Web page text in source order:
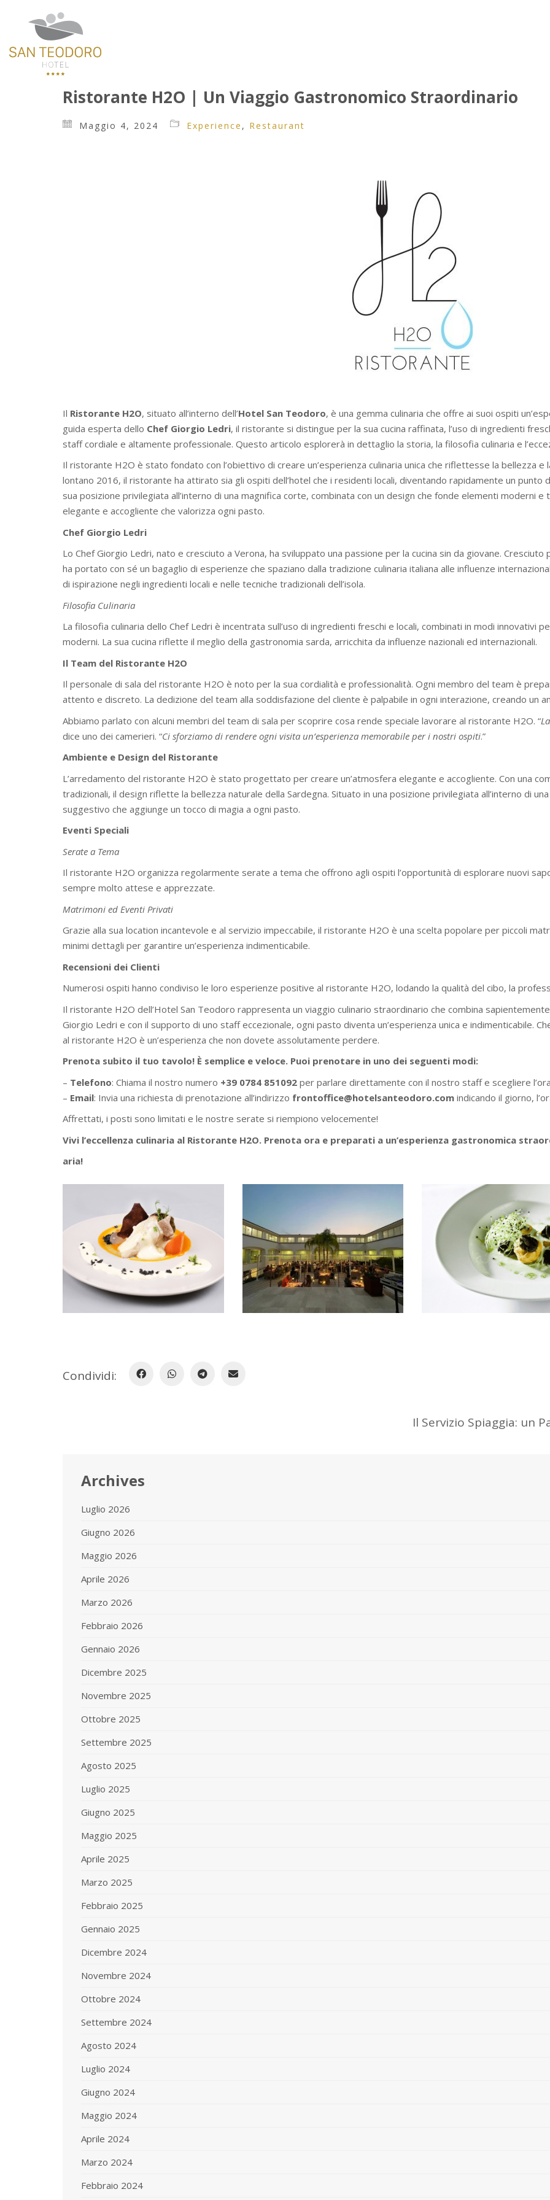
Ristorante H2O | Un Viaggio Gastronomico Straordinario
Maggio 4, 2024 Experience , Restaurant
Il Ristorante H2O, situato all’interno dell’Hotel San Teodoro, è una gemma culinaria che offre ai suoi ospiti
guida esperta dello Chef Giorgio Ledri, il ristorante si distingue per la sua cucina raffinata, l’uso di ingredienti
staff cordiale e altamente professionale. Questo articolo esplorerà in dettaglio la storia, la filosofia culinaria e
Il ristorante H2O è stato fondato con l’obiettivo di creare un’esperienza culinaria unica che riflettesse la bellezza e
lontano 2016, il ristorante ha attirato sia gli ospiti dell’hotel che i residenti locali, diventando rapidamente un punto
sua posizione privilegiata all’interno di una magnifica corte, combinata con un design che fonde elementi moderni
elegante e accogliente che valorizza ogni pasto.
Chef Giorgio Ledri
Lo Chef Giorgio Ledri, nato e cresciuto a Verona, ha sviluppato una passione per la cucina sin da giovane.
ha portato con sé un bagaglio di esperienze che spaziano dalla tradizione culinaria italiana alle influenze
di ispirazione negli ingredienti locali e nelle tecniche tradizionali dell’isola.
Filosofia Culinaria
La filosofia culinaria dello Chef Ledri è incentrata sull’uso di ingredienti freschi e locali, combinati in modi innovativi
moderni. La sua cucina riflette il meglio della gastronomia sarda, arricchita da influenze nazionali ed internazionali.
Il Team del Ristorante H2O
Il personale di sala del ristorante H2O è noto per la sua cordialità e professionalità. Ogni membro del team è
attento e discreto. La dedizione del team alla soddisfazione del cliente è palpabile in ogni interazione, creando un
Abbiamo parlato con alcuni membri del team di sala per scoprire cosa rende speciale lavorare al ristorante H2O. “
dice uno dei camerieri. “Ci sforziamo di rendere ogni visita un’esperienza memorabile per i nostri ospiti.”
Ambiente e Design del Ristorante
L’arredamento del ristorante H2O è stato progettato per creare un’atmosfera elegante e accogliente. Con una
tradizionali, il design riflette la bellezza naturale della Sardegna. Situato in una posizione privilegiata all’interno di
suggestivo che aggiunge un tocco di magia a ogni pasto.
Eventi Speciali
Serate a Tema
Il ristorante H2O organizza regolarmente serate a tema che offrono agli ospiti l’opportunità di esplorare nuovi
sempre molto attese e apprezzate.
Matrimoni ed Eventi Privati
Grazie alla sua location incantevole e al servizio impeccabile, il ristorante H2O è una scelta popolare per piccoli
minimi dettagli per garantire un’esperienza indimenticabile.
Recensioni dei Clienti
Numerosi ospiti hanno condiviso le loro esperienze positive al ristorante H2O, lodando la qualità del cibo, la
Il ristorante H2O dell’Hotel San Teodoro rappresenta un viaggio culinario straordinario che combina
Giorgio Ledri e con il supporto di uno staff eccezionale, ogni pasto diventa un’esperienza unica e indimenticabile.
al ristorante H2O è un’esperienza che non dovete assolutamente perdere.
Prenota subito il tuo tavolo! È semplice e veloce. Puoi prenotare in uno dei seguenti modi:
– Telefono: Chiama il nostro numero +39 0784 851092 per parlare direttamente con il nostro staff e scegliere
– Email: Invia una richiesta di prenotazione all’indirizzo frontoffice@hotelsanteodoro.com indicando il giorno,
Affrettati, i posti sono limitati e le nostre serate si riempiono velocemente!
Vivi l’eccellenza culinaria al Ristorante H2O. Prenota ora e preparati a un’esperienza gastronomica
aria!
Condividi:
Il Servizio Spiaggia: un
Archives
Luglio 2026
Giugno 2026
Maggio 2026
Aprile 2026
Marzo 2026
Febbraio 2026
Gennaio 2026
Dicembre 2025
Novembre 2025
Ottobre 2025
Settembre 2025
Agosto 2025
Luglio 2025
Giugno 2025
Maggio 2025
Aprile 2025
Marzo 2025
Febbraio 2025
Gennaio 2025
Dicembre 2024
Novembre 2024
Ottobre 2024
Settembre 2024
Agosto 2024
Luglio 2024
Giugno 2024
Maggio 2024
Aprile 2024
Marzo 2024
Febbraio 2024